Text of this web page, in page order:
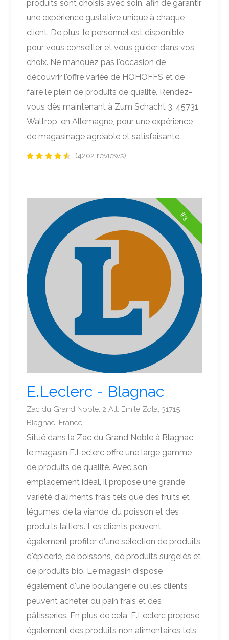
produits sont choisis avec soin, afin de garantir
une expérience gustative unique à chaque
client. De plus, le personnel est disponible
pour vous conseiller et vous guider dans vos
choix. Ne manquez pas l'occasion de
découvrir l'offre variée de HOHOFFS et de
faire le plein de produits de qualité. Rendez-
vous dès maintenant à Zum Schacht 3, 45731
Waltrop, en Allemagne, pour une expérience
de magasinage agréable et satisfaisante.
(4202 reviews)
#3
E.Leclerc - Blagnac
Zac du Grand Noble, 2 All. Emile Zola, 31715
Blagnac, France
Situé dans la Zac du Grand Noble à Blagnac,
le magasin E.Leclerc offre une large gamme
de produits de qualité. Avec son
emplacement idéal, il propose une grande
variété d'aliments frais tels que des fruits et
légumes, de la viande, du poisson et des
produits laitiers. Les clients peuvent
également profiter d'une sélection de produits
d'épicerie, de boissons, de produits surgelés et
de produits bio. Le magasin dispose
également d'une boulangerie où les clients
peuvent acheter du pain frais et des
pâtisseries. En plus de cela, E.Leclerc propose
également des produits non alimentaires tels